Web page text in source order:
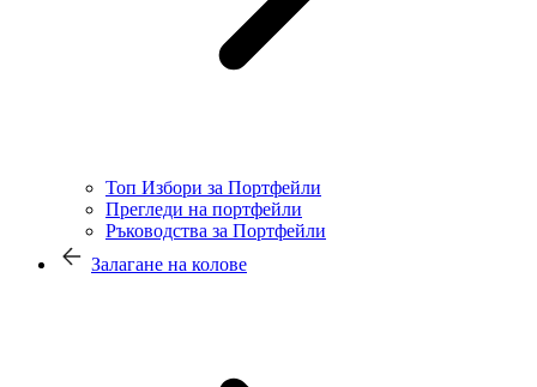
Топ Избори за Портфейли
Прегледи на портфейли
Ръководства за Портфейли
Залагане на колове